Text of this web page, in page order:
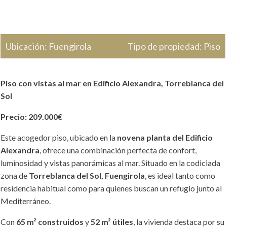
Ubicación: Fuengirola Tipo de propiedad: Piso
Piso con vistas al mar en Edificio Alexandra, Torreblanca del
Sol
Precio: 209.000€
Este acogedor piso, ubicado en la novena planta del Edificio
Alexandra, ofrece una combinación perfecta de confort,
luminosidad y vistas panorámicas al mar. Situado en la codiciada
zona de Torreblanca del Sol, Fuengirola, es ideal tanto como
residencia habitual como para quienes buscan un refugio junto al
Mediterráneo.
Con 65 m² construidos y52 m² útiles, la vivienda destaca por su